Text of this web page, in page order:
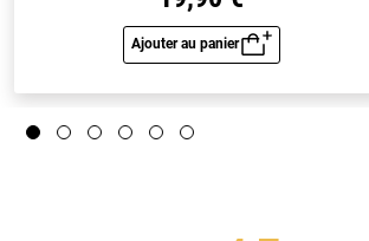
Ajouter au panier
Aperçu rapide